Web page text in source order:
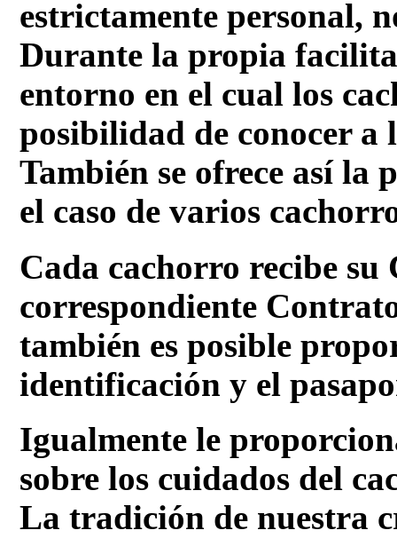
estrictamente personal,
Durante la propia
entorno en el cual los
posibilidad de conocer a
También se ofrece así la
el caso de varios
Cada cachorro recibe
correspondiente
también es posible
identificación y el
Igualmente le
sobre los cuidados del
La tradición de nuestra